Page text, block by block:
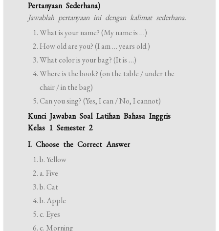
Pertanyaan Sederhana)
Jawablah pertanyaan ini dengan kalimat sederhana.
What is your name? (My name is …)
How old are you? (I am … years old.)
What color is your bag? (It is …)
Where is the book? (on the table / under the
chair / in the bag)
Can you sing? (Yes, I can / No, I cannot)
Kunci Jawaban Soal Latihan Bahasa Inggris
Kelas 1 Semester 2
I. Choose the Correct Answer
b. Yellow
a. Five
b. Cat
b. Apple
c. Eyes
c. Morning